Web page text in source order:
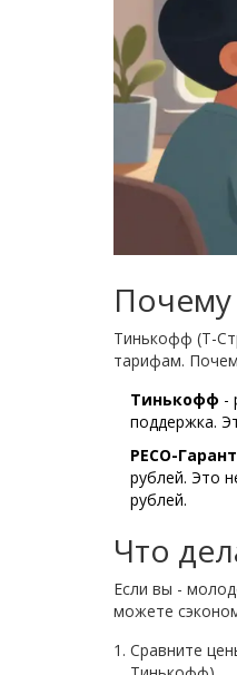
Почему
Тинькофф (Т-
тарифам.
Тинькофф -
поддержка.
РЕСО-
рублей. Это
рублей.
Что
Если вы -
можете
Сравните